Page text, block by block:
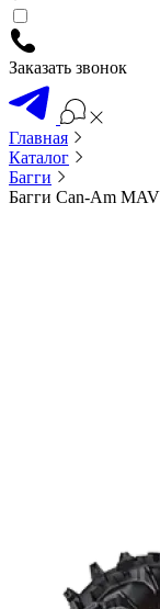
Заказать звонок
Главная
Каталог
Багги
Багги Can-Am